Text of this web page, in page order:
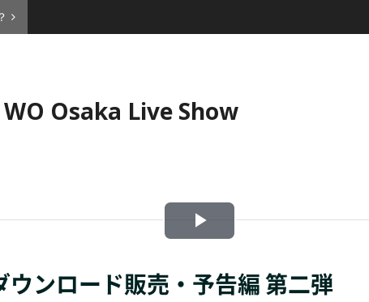
Osaka Live Show
Play
Video
ンロード販売・予告編 第二弾